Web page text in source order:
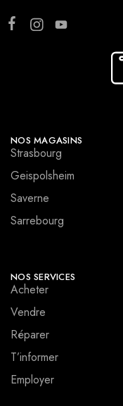
NOS MAGASINS
Strasbourg
Geispolsheim
Saverne
Sarrebourg
NOS SERVICES
Acheter
Vendre
Réparer
T’informer
Employer